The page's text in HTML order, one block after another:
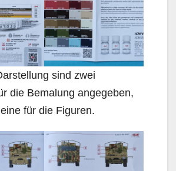
sind zwei
die Bemalung angegeben,
für die Figuren.